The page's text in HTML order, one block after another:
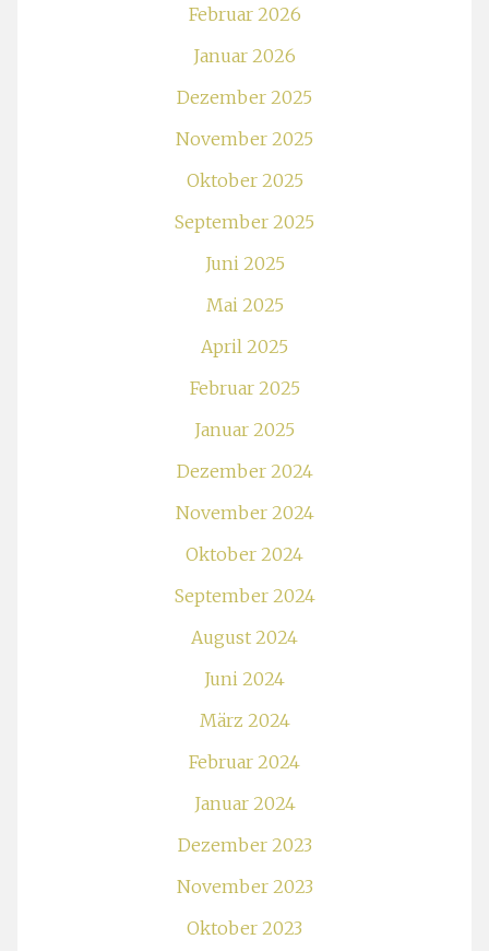
Februar 2026
Januar 2026
Dezember 2025
November 2025
Oktober 2025
September 2025
Juni 2025
Mai 2025
April 2025
Februar 2025
Januar 2025
Dezember 2024
November 2024
Oktober 2024
September 2024
August 2024
Juni 2024
März 2024
Februar 2024
Januar 2024
Dezember 2023
November 2023
Oktober 2023